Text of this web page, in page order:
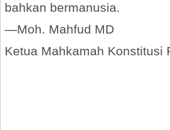
bahkan bermanusia.
—Moh. Mahfud MD
Ketua Mahkamah Konstitusi